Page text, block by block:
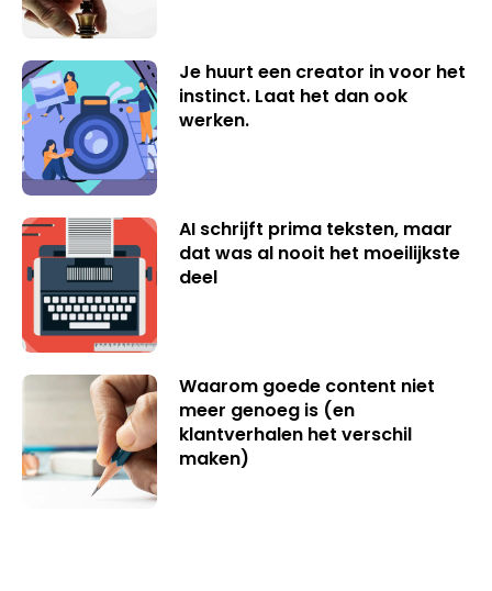
Je huurt een creator in voor het
instinct. Laat het dan ook
werken.
AI schrijft prima teksten, maar
dat was al nooit het moeilijkste
deel
Waarom goede content niet
meer genoeg is (en
klantverhalen het verschil
maken)